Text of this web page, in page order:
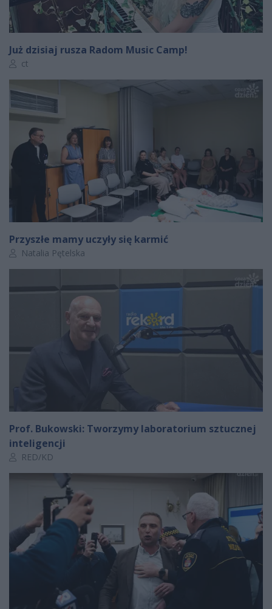
Już dzisiaj rusza Radom Music Camp!
Autor artykułu:
ct
Przyszłe mamy uczyły się karmić
Autor artykułu:
Natalia Pętelska
Prof. Bukowski: Tworzymy laboratorium sztucznej
inteligencji
Autor artykułu:
RED/KD